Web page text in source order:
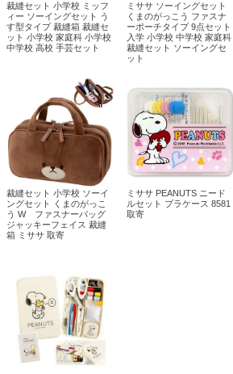
裁縫セット 小学校 ミッフ
ィー ソーイングセット う
す型タイプ 裁縫箱 裁縫セ
ット 小学校 家庭科 小学校
中学校 高校 手芸セット
ミササ ソーイングセット
くまのがっこう ファスナ
ーポーチタイプ 9点セット
入学 小学校 中学校 家庭科
裁縫セット ソーイングセ
ット
裁縫セット 小学校 ソーイ
ングセット くまのがっこ
う W ファスナーバッグ
ジャッキーフェイス 裁縫
箱 ミササ 取寄
ミササ PEANUTS ニード
ルセット プラケース 8581
取寄